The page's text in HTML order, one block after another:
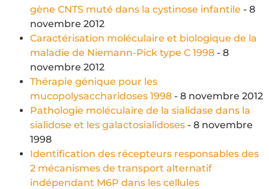
gène CNTS muté dans la cystinose infantile - 8
novembre 2012
Caractérisation moléculaire et biologique de la
maladie de Niemann-Pick type C 1998 - 8
novembre 2012
Thérapie génique pour les
mucopolysaccharidoses 1998 - 8 novembre 2012
Pathologie moléculaire de la sialidase dans la
sialidose et les galactosialidoses - 8 novembre
1998
Identification des récepteurs responsables des
2 mécanismes de transport alternatif
indépendant M6P dans les cellules